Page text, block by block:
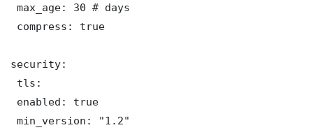
max_age: 30 # days
compress: true
security:
tls:
enabled: true
min_version: "1.2"